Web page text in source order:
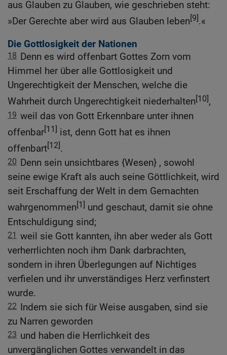
aus Glauben zu Glauben, wie geschrieben steht:
»Der Gerechte aber wird aus Glauben leben[9].«
Die Gottlosigkeit der Nationen
18 Denn es wird offenbart Gottes Zorn vom
Himmel her über alle Gottlosigkeit und
Ungerechtigkeit der Menschen, welche die
Wahrheit durch Ungerechtigkeit niederhalten[10],
19 weil das von Gott Erkennbare unter ihnen
offenbar[11] ist, denn Gott hat es ihnen
offenbart[12].
20 Denn sein unsichtbares {Wesen} , sowohl
seine ewige Kraft als auch seine Göttlichkeit, wird
seit Erschaffung der Welt in dem Gemachten
wahrgenommen[1] und geschaut, damit sie ohne
Entschuldigung sind;
21 weil sie Gott kannten, ihn aber weder als Gott
verherrlichten noch ihm Dank darbrachten,
sondern in ihren Überlegungen auf Nichtiges
verfielen und ihr unverständiges Herz verfinstert
wurde.
22 Indem sie sich für Weise ausgaben, sind sie
zu Narren geworden
23 und haben die Herrlichkeit des
unvergänglichen Gottes verwandelt in das